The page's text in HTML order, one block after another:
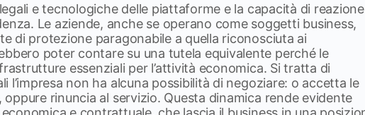
e tecnologiche delle piattaforme e la capacità di reazione
Le aziende, anche se operano come soggetti business,
di protezione paragonabile a quella riconosciuta ai
poter contare su una tutela equivalente perché le
essenziali per l’attività economica. Si tratta di
l’impresa non ha alcuna possibilità di negoziare: o accetta le
rinuncia al servizio. Questa dinamica rende evidente